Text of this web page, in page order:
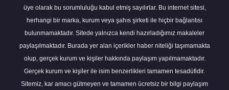
üye olarak bu sorumluluğu kabul etmiş sayılırlar. Bu internet sitesi,
herhangi bir marka, kurum veya şahıs şirketi ile hiçbir bağlantısı
bulunmamaktadır. Sitede yalnızca kendi hazırladığımız makaleler
paylaşılmaktadır. Burada yer alan içerikler haber niteliği taşımamakta
olup, gerçek kurum ve kişiler hakkında paylaşım yapılmamaktadır.
Gerçek kurum ve kişiler ile isim benzerlikleri tamamen tesadüfidir.
Sitemiz, kar amacı gütmeyen ve tamamen ücretsiz bir bilgi paylaşım